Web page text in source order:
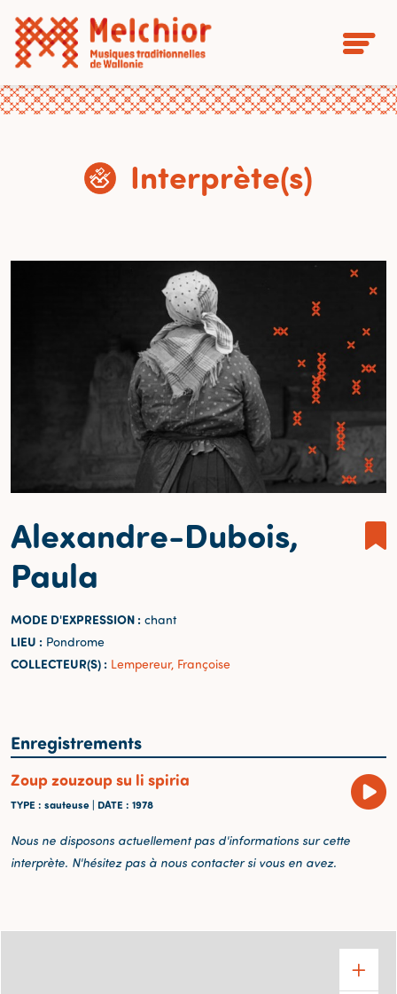
Interprète(s)
Alexandre-Dubois,
Paula
MODE D'EXPRESSION : chant
LIEU : Pondrome
COLLECTEUR(S) : Lempereur, Françoise
Enregistrements
Zoup zouzoup su li spiria
TYPE : sauteuse | DATE : 1978
Nous ne disposons actuellement pas d'informations sur cette
interprète. N'hésitez pas à nous contacter si vous en avez.